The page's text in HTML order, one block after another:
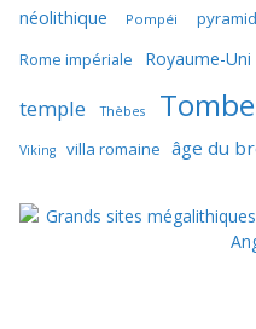
néolithique Pompéi
Rome impériale Royaume-Uni
temple Thèbes Tombe
Viking villa romaine âge du